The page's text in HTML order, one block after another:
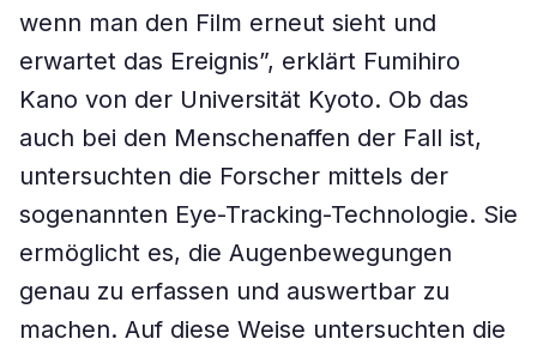
wenn man den Film erneut sieht und
erwartet das Ereignis”, erklärt Fumihiro
Kano von der Universität Kyoto. Ob das
auch bei den Menschenaffen der Fall ist,
untersuchten die Forscher mittels der
sogenannten Eye-Tracking-Technologie. Sie
ermöglicht es, die Augenbewegungen
genau zu erfassen und auswertbar zu
machen. Auf diese Weise untersuchten die